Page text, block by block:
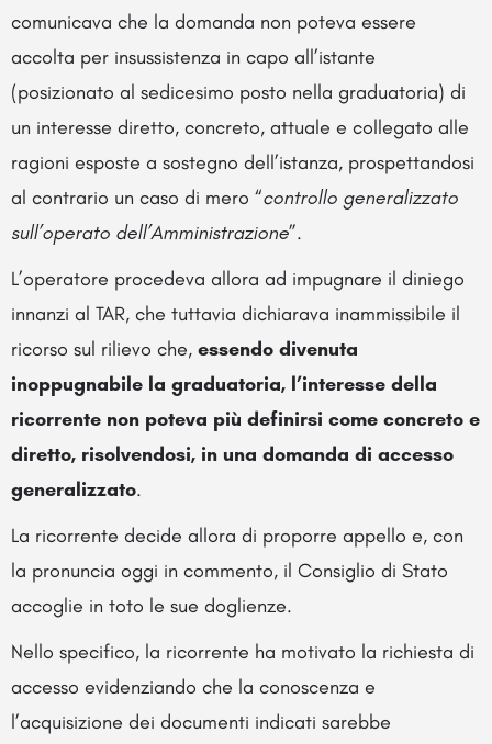
comunicava che la domanda non poteva essere
accolta per insussistenza in capo all’istante
(posizionato al sedicesimo posto nella graduatoria) di
un interesse diretto, concreto, attuale e collegato alle
ragioni esposte a sostegno dell’istanza, prospettandosi
al contrario un caso di mero “controllo generalizzato
sull’operato dell’Amministrazione”.
L’operatore procedeva allora ad impugnare il diniego
innanzi al TAR, che tuttavia dichiarava inammissibile il
ricorso sul rilievo che, essendo divenuta
inoppugnabile la graduatoria, l’interesse della
ricorrente non poteva più definirsi come concreto e
diretto, risolvendosi, in una domanda di accesso
generalizzato.
La ricorrente decide allora di proporre appello e, con
la pronuncia oggi in commento, il Consiglio di Stato
accoglie in toto le sue doglienze.
Nello specifico, la ricorrente ha motivato la richiesta di
accesso evidenziando che la conoscenza e
l’acquisizione dei documenti indicati sarebbe